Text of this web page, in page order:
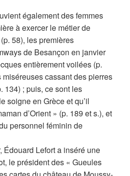
également des femmes
à exercer le métier de
58), les premières
de Besançon en janvier
entièrement voilées (p.
cassant des pierres
134) ; puis, ce sont les
soigne en Grèce et qu’il
d’Orient » (p. 189 et s.), et
personnel féminin de
Édouard Lefort a inséré une
le président des « Gueules